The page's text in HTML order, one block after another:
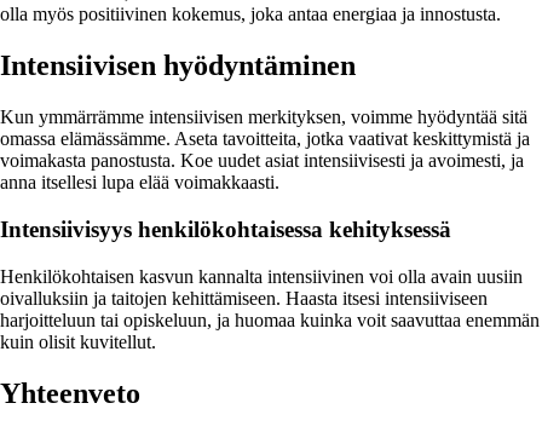
olla myös positiivinen kokemus, joka antaa energiaa ja innostusta.
Intensiivisen hyödyntäminen
Kun ymmärrämme intensiivisen merkityksen, voimme hyödyntää sitä
omassa elämässämme. Aseta tavoitteita, jotka vaativat keskittymistä ja
voimakasta panostusta. Koe uudet asiat intensiivisesti ja avoimesti, ja
anna itsellesi lupa elää voimakkaasti.
Intensiivisyys henkilökohtaisessa kehityksessä
Henkilökohtaisen kasvun kannalta intensiivinen voi olla avain uusiin
oivalluksiin ja taitojen kehittämiseen. Haasta itsesi intensiiviseen
harjoitteluun tai opiskeluun, ja huomaa kuinka voit saavuttaa enemmän
kuin olisit kuvitellut.
Yhteenveto